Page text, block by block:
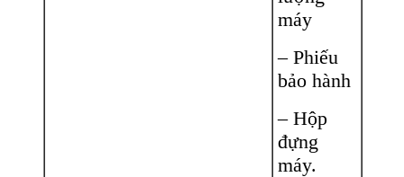
máy
– Phiếu
bảo hành
– Hộp
đựng
máy.